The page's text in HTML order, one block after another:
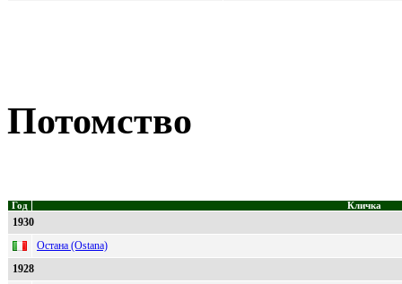
Потомство
Год Кличка
1930
Остана (Ostana)
1928